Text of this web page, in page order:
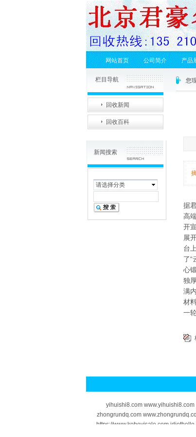
网站首页 公司简介 产品
新闻搜索
请选择分类
栏目导航
回收新闻
回收百科
您
据
高
开
展
台
了“
心
独
满
材
一
yihuishi8.com
zhongrundq.com
https://www.kobevisale.com